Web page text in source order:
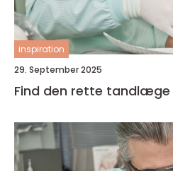
inspiration
29. September 2025
Find den rette tandlæge